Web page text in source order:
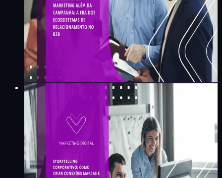
Maíra Flores· 8min
Marketing Digital
Storytelling corporativo: como
criar conexões entre marcas e
pessoas